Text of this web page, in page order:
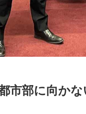
市部に向か